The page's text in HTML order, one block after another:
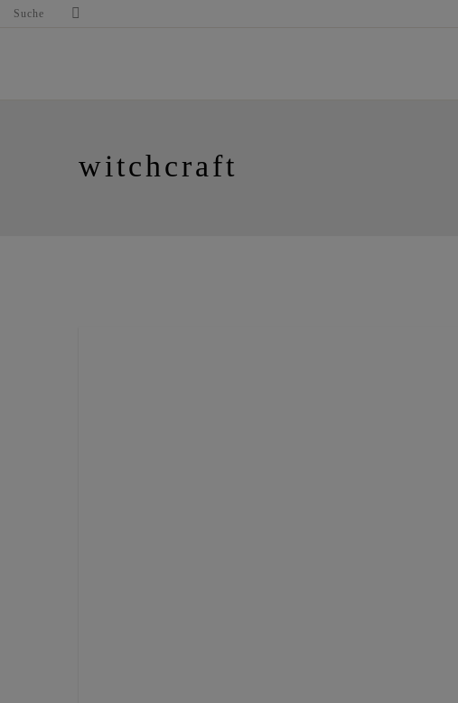
Suche
witchcraft